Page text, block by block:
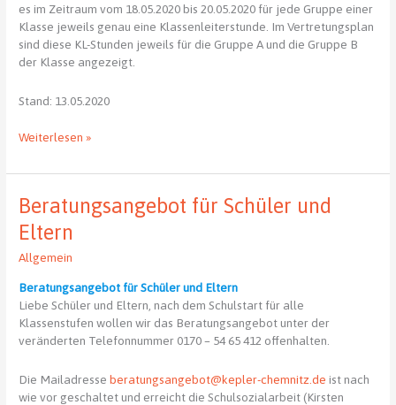
es im Zeitraum vom 18.05.2020 bis 20.05.2020 für jede Gruppe einer
Klasse jeweils genau eine Klassenleiterstunde. Im Vertretungsplan
sind diese KL-Stunden jeweils für die Gruppe A und die Gruppe B
der Klasse angezeigt.
Stand: 13.05.2020
Unterricht
JKG
18.05.2020
Weiterlesen »
Beratungsangebot für Schüler und
Eltern
Allgemein
Beratungsangebot für Schüler und Eltern
Liebe Schüler und Eltern, nach dem Schulstart für alle
Klassenstufen wollen wir das Beratungsangebot unter der
veränderten Telefonnummer 0170 – 54 65 412 offenhalten.
Die Mailadresseberatungsangebot@kepler-chemnitz.de ist nach
wie vor geschaltet und erreicht die Schulsozialarbeit (Kirsten